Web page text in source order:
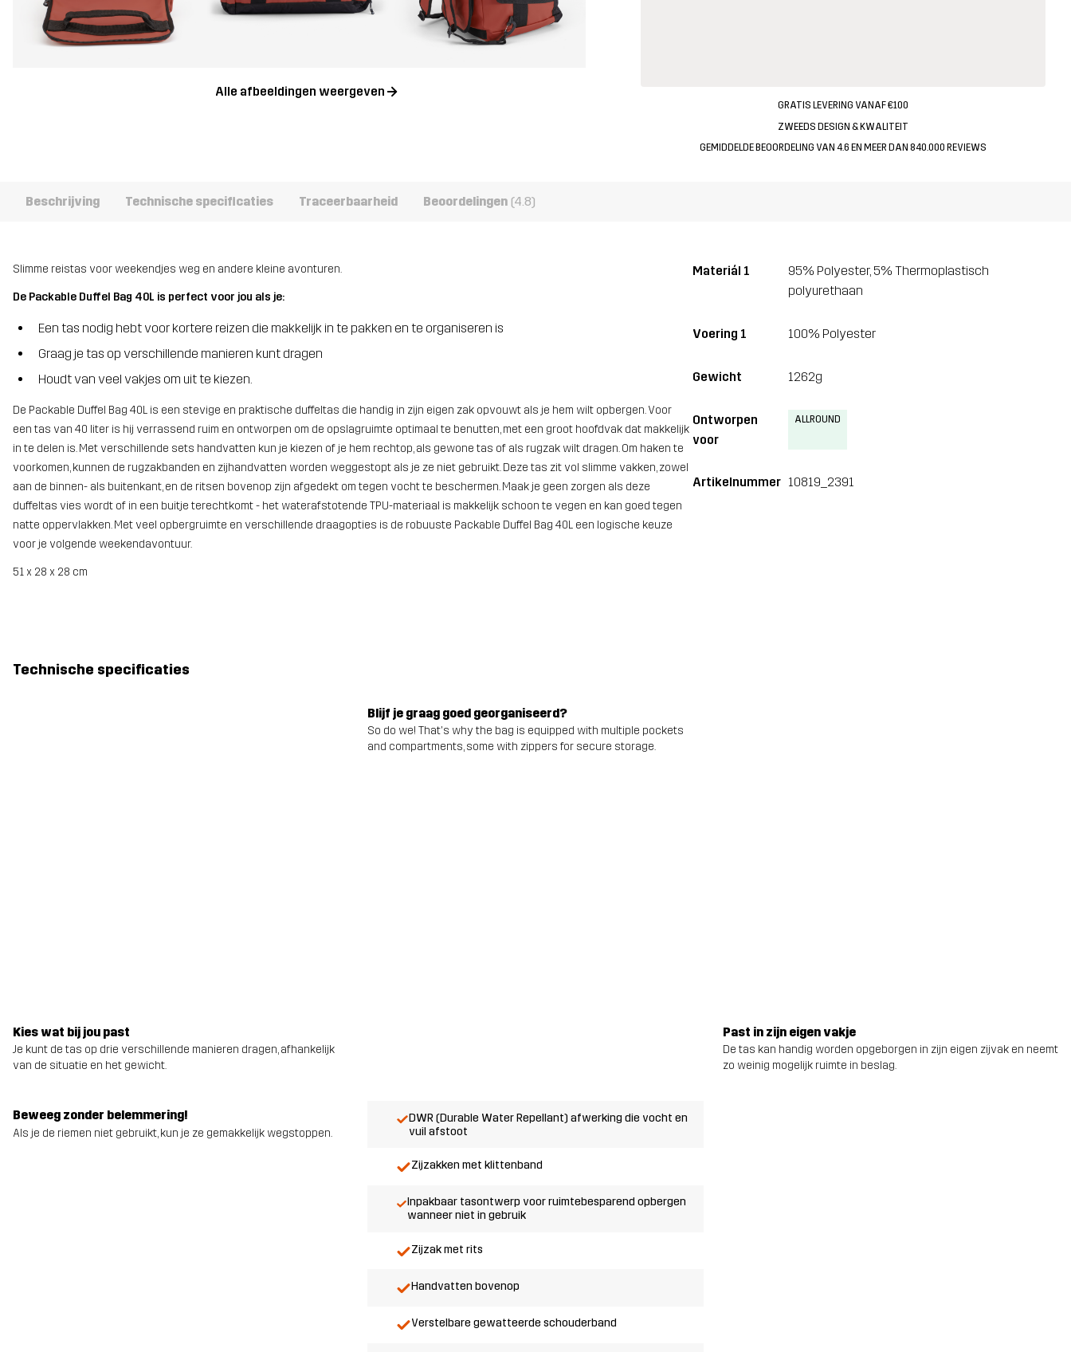
Alle afbeeldingen weergeven
GRATIS LEVERING VANAF €100
ZWEEDS DESIGN & KWALITEIT
GEMIDDELDE BEOORDELING VAN 4.6 EN MEER DAN 840.000 REVIEWS
Beschrijving Technische specificaties Traceerbaarheid Beoordelingen (4.8)
Slimme reistas voor weekendjes weg en andere kleine avonturen.
De Packable Duffel Bag 40L is perfect voor jou als je:
Een tas nodig hebt voor kortere reizen die makkelijk in te pakken en te organiseren is
Graag je tas op verschillende manieren kunt dragen
Houdt van veel vakjes om uit te kiezen.
De Packable Duffel Bag 40L is een stevige en praktische duffeltas die handig in zijn eigen zak opvouwt als je hem wilt opbergen. Voor
een tas van 40 liter is hij verrassend ruim en ontworpen om de opslagruimte optimaal te benutten, met een groot hoofdvak dat makkelijk
in te delen is. Met verschillende sets handvatten kun je kiezen of je hem rechtop, als gewone tas of als rugzak wilt dragen. Om haken te
voorkomen, kunnen de rugzakbanden en zijhandvatten worden weggestopt als je ze niet gebruikt. Deze tas zit vol slimme vakken, zowel
aan de binnen- als buitenkant, en de ritsen bovenop zijn afgedekt om tegen vocht te beschermen. Maak je geen zorgen als deze
duffeltas vies wordt of in een buitje terechtkomt - het waterafstotende TPU-materiaal is makkelijk schoon te vegen en kan goed tegen
natte oppervlakken. Met veel opbergruimte en verschillende draagopties is de robuuste Packable Duffel Bag 40L een logische keuze
voor je volgende weekendavontuur.
51 x 28 x 28 cm
Materiál 1
95% Polyester, 5% Thermoplastisch
polyurethaan
Voering 1 100% Polyester
Gewicht 1262g
Ontworpen
voor
ALLROUND
Artikelnummer 10819_2391
Technische specificaties
Kies wat bij jou past
Je kunt de tas op drie verschillende manieren dragen, afhankelijk
van de situatie en het gewicht.
Blijf je graag goed georganiseerd?
So do we! That's why the bag is equipped with multiple pockets
and compartments, some with zippers for secure storage.
Past in zijn eigen vakje
De tas kan handig worden opgeborgen in zijn eigen zijvak en neemt
zo weinig mogelijk ruimte in beslag.
Beweeg zonder belemmering!
Als je de riemen niet gebruikt, kun je ze gemakkelijk wegstoppen.
DWR (Durable Water Repellant) afwerking die vocht en
vuil afstoot
Zijzakken met klittenband
Inpakbaar tasontwerp voor ruimtebesparend opbergen
wanneer niet in gebruik
Zijzak met rits
Handvatten bovenop
Verstelbare gewatteerde schouderband